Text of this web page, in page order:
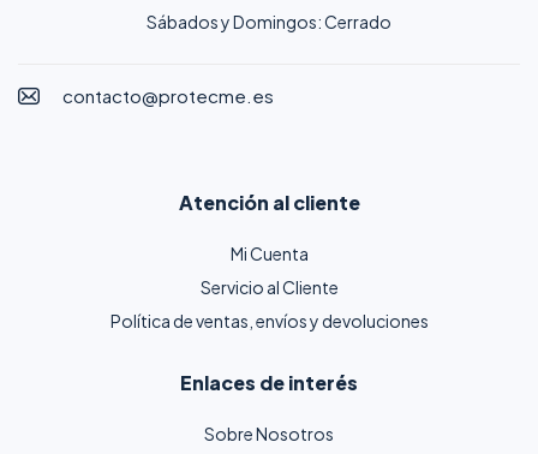
Sábados y Domingos: Cerrado
contacto@protecme.es
Atención al cliente
Mi Cuenta
Servicio al Cliente
Política de ventas, envíos y devoluciones
Enlaces de interés
Sobre Nosotros